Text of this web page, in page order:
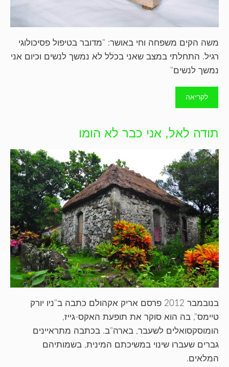
משה הקים משפחה וחי באושר: "מדובר בטיפול פסיכולוגי
רגיל. התחלתי במצב שאני בכלל לא נמשך לנשים וכיום אני
נמשך לנשים"
לקריאה
תודה לאל, אני כבר לא הומו
בנובמבר 2012 פרסם אריק אקהולם כתבה ב"ניו יורק
טיימס", בה הוא סוקר את תופעת האקס-גייז,
הומוסקסואלים לשעבר, בארה"ב. בכתבה מתראיינים
גברים שעברו שינוי במשיכתם המינית, בשמותיהם
המלאים.